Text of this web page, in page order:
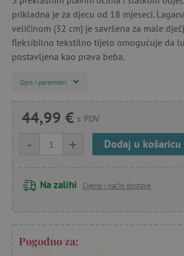
prikladna je za djecu od 18 mjeseci.
veličinom (32 cm) je savršena za male
fleksibilno tekstilno tijelo omogućuje da
postavljena kao prava beba.
Opis i parametri
44,99 € s PDV
+
- Dodaj u košaricu
Na zalihi Cijene i način dostave
Pogodno za: